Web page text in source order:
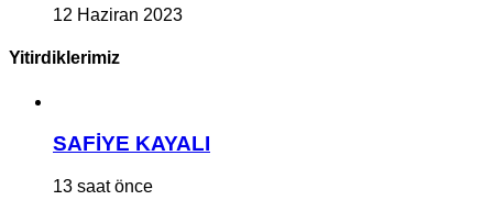
12 Haziran 2023
Yitirdiklerimiz
SAFİYE KAYALI
13 saat önce